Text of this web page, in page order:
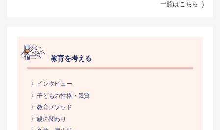
一覧はこちら
教育を考える
〉インタビュー
〉子どもの性格・気質
〉教育メソッド
〉親の関わり